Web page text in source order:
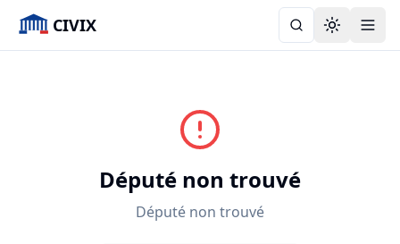
CIVIX Toggle
Député non trouvé
Député non trouvé